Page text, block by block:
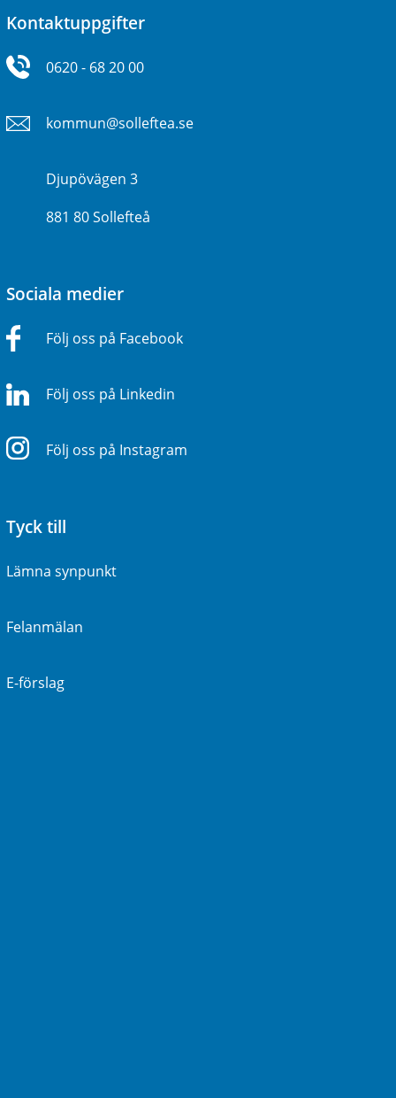
Kontaktuppgifter
0620 - 68 20 00
kommun@solleftea.se
Djupövägen 3
881 80 Sollefteå
Sociala medier
Följ oss på Facebook
Följ oss på Linkedin
Följ oss på Instagram
Tyck till
Lämna synpunkt
Felanmälan
E-förslag